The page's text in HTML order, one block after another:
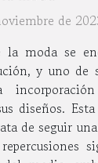
de
la moda se
y uno de
diseños.
de seguir